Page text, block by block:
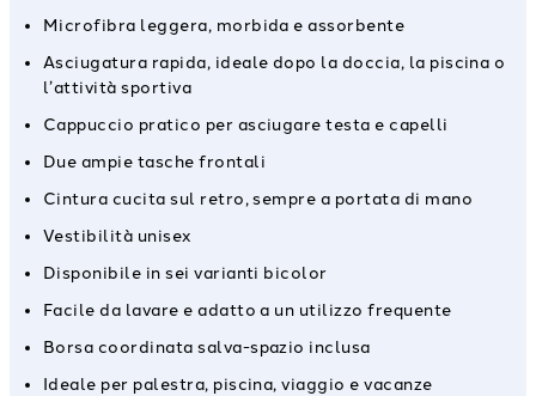
Microfibra leggera, morbida e assorbente
Asciugatura rapida, ideale dopo la doccia, la piscina o
l’attività sportiva
Cappuccio pratico per asciugare testa e capelli
Due ampie tasche frontali
Cintura cucita sul retro, sempre a portata di mano
Vestibilità unisex
Disponibile in sei varianti bicolor
Facile da lavare e adatto a un utilizzo frequente
Borsa coordinata salva-spazio inclusa
Ideale per palestra, piscina, viaggio e vacanze